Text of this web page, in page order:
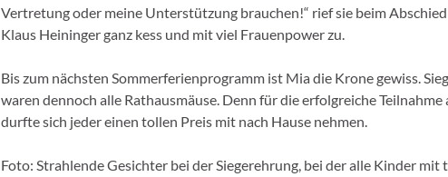
Vertretung oder meine Unterstützung brauchen!“ rief sie beim
Klaus Heininger ganz kess und mit viel Frauenpower zu.
Bis zum nächsten Sommerferienprogramm ist Mia die Krone gewiss.
waren dennoch alle Rathausmäuse. Denn für die erfolgreiche
durfte sich jeder einen tollen Preis mit nach Hause nehmen.
Foto: Strahlende Gesichter bei der Siegerehrung, bei der alle Kinder